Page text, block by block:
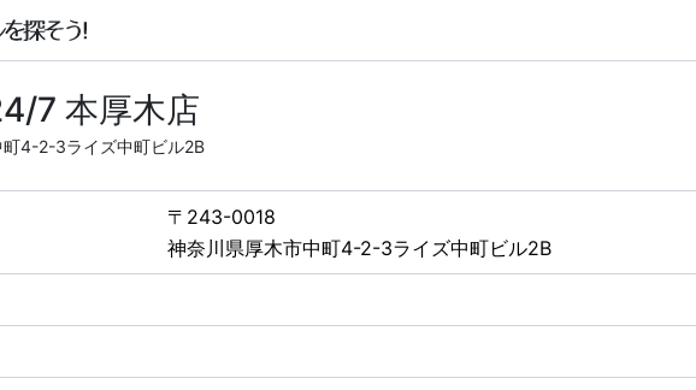
7 本厚木店
4-2-3ライズ中町ビル2B
〒243-0018
神奈川県厚木市中町4-2-3ライズ中町ビル2B